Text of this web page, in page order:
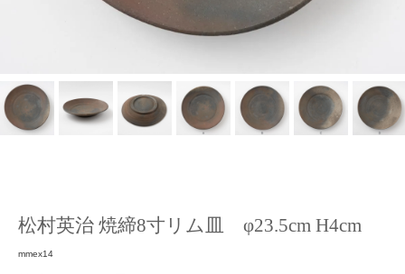
松村英治 焼締8寸リム皿 φ23.5cm H4cm
mmex14